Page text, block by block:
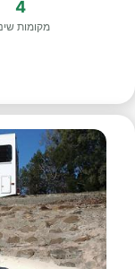
4
מקומות